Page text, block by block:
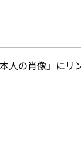
人の肖像」にリ